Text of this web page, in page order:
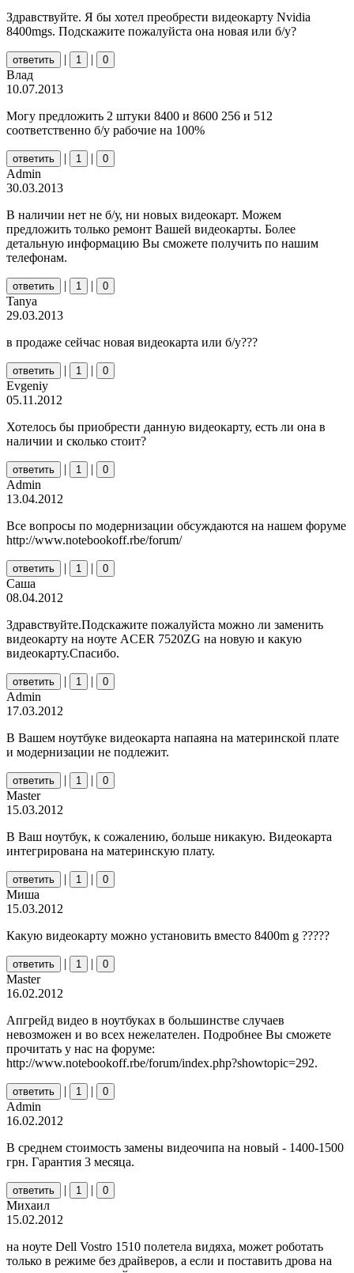
Здравствуйте. Я бы хотел преобрести видеокарту Nvidia
8400mgs. Подскажите пожалуйста она новая или б/у?
ответить | 1 | 0
Влад
10.07.2013
Могу предложить 2 штуки 8400 и 8600 256 и 512
соответственно б/у рабочие на 100%
ответить | 1 | 0
Admin
30.03.2013
В наличии нет не б/у, ни новых видеокарт. Можем
предложить только ремонт Вашей видеокарты. Более
детальную информацию Вы сможете получить по нашим
телефонам.
ответить | 1 | 0
Tanya
29.03.2013
в продаже сейчас новая видеокарта или б/у???
ответить | 1 | 0
Evgeniy
05.11.2012
Хотелось бы приобрести данную видеокарту, есть ли она в
наличии и сколько стоит?
ответить | 1 | 0
Admin
13.04.2012
Все вопросы по модернизации обсуждаются на нашем форуме
http://www.notebookoff.rbe/forum/
ответить | 1 | 0
Саша
08.04.2012
Здравствуйте.Подскажите пожалуйста можно ли заменить
видеокарту на ноуте ACER 7520ZG на новую и какую
видеокарту.Спасибо.
ответить | 1 | 0
Admin
17.03.2012
В Вашем ноутбуке видеокарта напаяна на материнской плате
и модернизации не подлежит.
ответить | 1 | 0
Master
15.03.2012
В Ваш ноутбук, к сожалению, больше никакую. Видеокарта
интегрирована на материнскую плату.
ответить | 1 | 0
Миша
15.03.2012
Какую видеокарту можно установить вместо 8400m g ?????
ответить | 1 | 0
Master
16.02.2012
Апгрейд видео в ноутбуках в большинстве случаев
невозможен и во всех нежелателен. Подробнее Вы сможете
прочитать у нас на форуме:
http://www.notebookoff.rbe/forum/index.php?showtopic=292.
ответить | 1 | 0
Admin
16.02.2012
В среднем стоимость замены видеочипа на новый - 1400-1500
грн. Гарантия 3 месяца.
ответить | 1 | 0
Михаил
15.02.2012
на ноуте Dell Vostro 1510 полетела видяха, может роботать
только в режиме без драйверов, а если и поставить дрова на